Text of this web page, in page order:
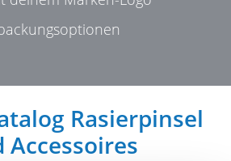
Rasierpinsel
Accessoires